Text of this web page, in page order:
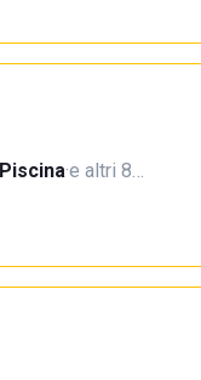
Piscina·e altri 8…